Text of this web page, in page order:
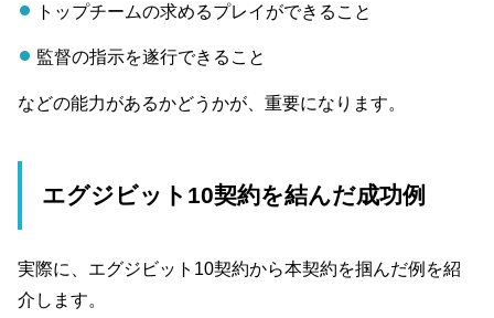
トップチームの求めるプレイができること
監督の指示を遂行できること
などの能力があるかどうかが、重要になります。
エグジビット10契約を結んだ成功例
実際に、エグジビット10契約から本契約を掴んだ例を紹
介します。